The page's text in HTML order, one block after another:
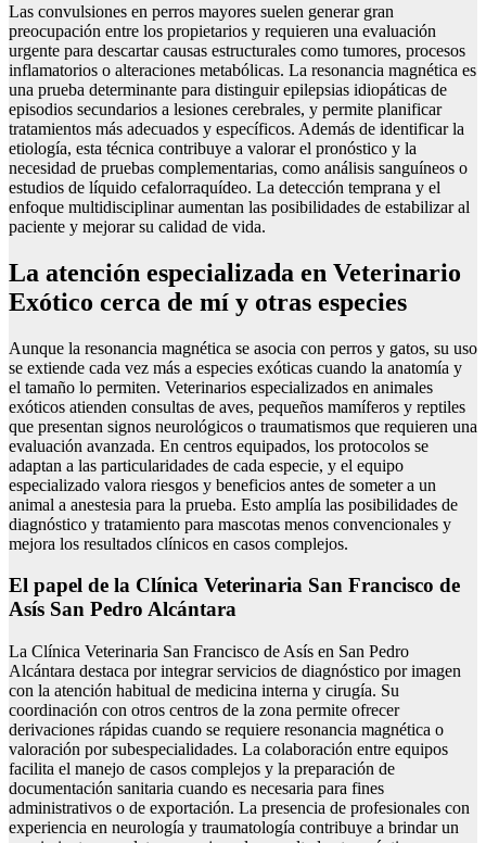
Las convulsiones en perros mayores suelen generar gran
preocupación entre los propietarios y requieren una evaluación
urgente para descartar causas estructurales como tumores, procesos
inflamatorios o alteraciones metabólicas. La resonancia magnética es
una prueba determinante para distinguir epilepsias idiopáticas de
episodios secundarios a lesiones cerebrales, y permite planificar
tratamientos más adecuados y específicos. Además de identificar la
etiología, esta técnica contribuye a valorar el pronóstico y la
necesidad de pruebas complementarias, como análisis sanguíneos o
estudios de líquido cefalorraquídeo. La detección temprana y el
enfoque multidisciplinar aumentan las posibilidades de estabilizar al
paciente y mejorar su calidad de vida.
La atención especializada en Veterinario
Exótico cerca de mí y otras especies
Aunque la resonancia magnética se asocia con perros y gatos, su uso
se extiende cada vez más a especies exóticas cuando la anatomía y
el tamaño lo permiten. Veterinarios especializados en animales
exóticos atienden consultas de aves, pequeños mamíferos y reptiles
que presentan signos neurológicos o traumatismos que requieren una
evaluación avanzada. En centros equipados, los protocolos se
adaptan a las particularidades de cada especie, y el equipo
especializado valora riesgos y beneficios antes de someter a un
animal a anestesia para la prueba. Esto amplía las posibilidades de
diagnóstico y tratamiento para mascotas menos convencionales y
mejora los resultados clínicos en casos complejos.
El papel de la Clínica Veterinaria San Francisco de
Asís San Pedro Alcántara
La Clínica Veterinaria San Francisco de Asís en San Pedro
Alcántara destaca por integrar servicios de diagnóstico por imagen
con la atención habitual de medicina interna y cirugía. Su
coordinación con otros centros de la zona permite ofrecer
derivaciones rápidas cuando se requiere resonancia magnética o
valoración por subespecialidades. La colaboración entre equipos
facilita el manejo de casos complejos y la preparación de
documentación sanitaria cuando es necesaria para fines
administrativos o de exportación. La presencia de profesionales con
experiencia en neurología y traumatología contribuye a brindar un